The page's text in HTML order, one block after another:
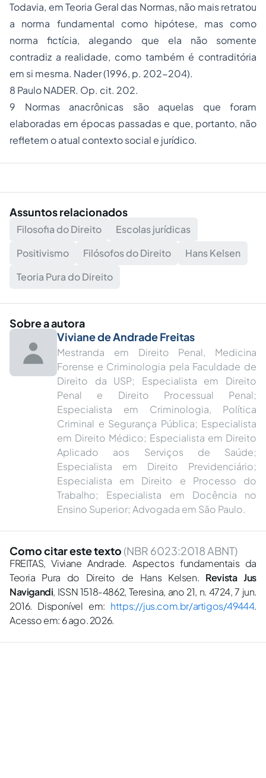
Todavia, em Teoria Geral das Normas, não mais retratou
a norma fundamental como hipótese, mas como
norma fictícia, alegando que ela não somente
contradiz a realidade, como também é contraditória
em si mesma. Nader (1996, p. 202-204).
8 Paulo NADER. Op. cit. 202.
9 Normas anacrônicas são aquelas que foram
elaboradas em épocas passadas e que, portanto, não
refletem o atual contexto social e jurídico.
Assuntos relacionados
Filosofia do Direito
Escolas jurídicas
Positivismo
Filósofos do Direito
Hans Kelsen
Teoria Pura do Direito
Sobre a autora
Viviane de Andrade Freitas
Mestranda em Direito Penal, Medicina
Forense e Criminologia pela Faculdade de
Direito da USP; Especialista em Direito
Penal e Direito Processual Penal;
Especialista em Criminologia, Política
Criminal e Segurança Pública; Especialista
em Direito Médico; Especialista em Direito
Aplicado aos Serviços de Saúde;
Especialista em Direito Previdenciário;
Especialista em Direito e Processo do
Trabalho; Especialista em Docência no
Ensino Superior; Advogada em São Paulo.
Como citar este texto (NBR 6023:2018 ABNT)
FREITAS, Viviane Andrade. Aspectos fundamentais da
Teoria Pura do Direito de Hans Kelsen. Revista Jus
Navigandi, ISSN 1518-4862, Teresina, ano 21, n. 4724, 7 jun.
2016. Disponível em: https://jus.com.br/artigos/49444.
Acesso em: 6 ago. 2026.